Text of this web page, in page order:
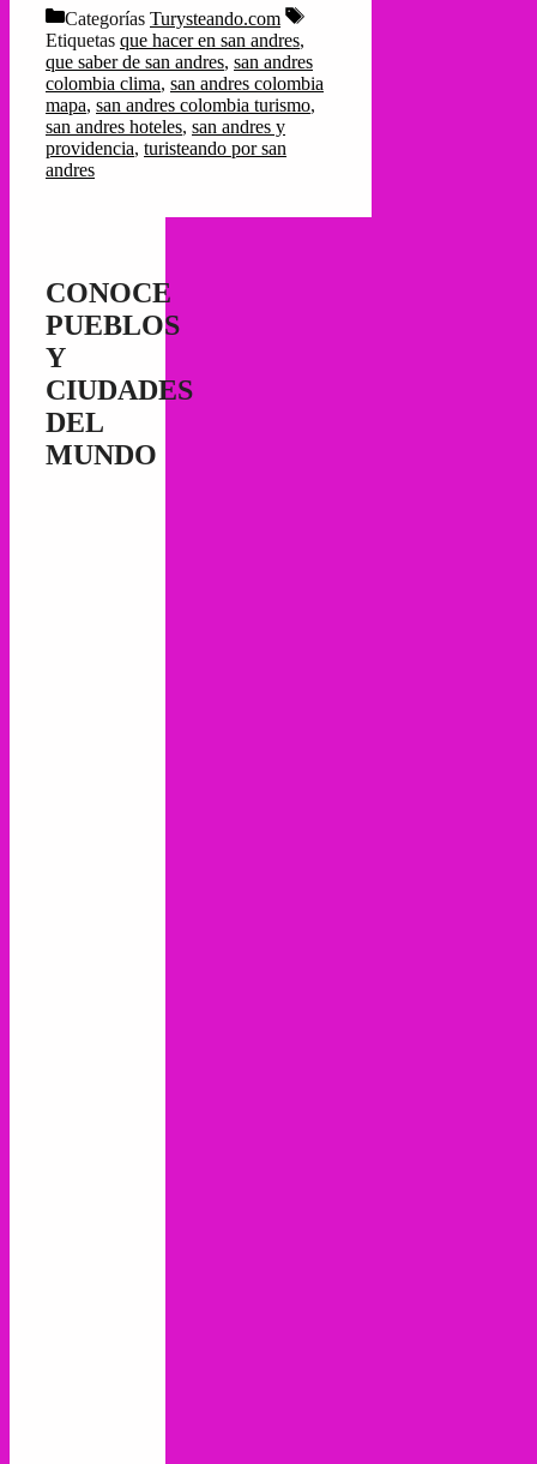
Categorías Turysteando.com
Etiquetas que hacer en san andres,
que saber de san andres, san andres
colombia clima, san andres colombia
mapa, san andres colombia turismo,
san andres hoteles, san andres y
providencia, turisteando por san
andres
CONOCE
PUEBLOS
Y
CIUDADES
DEL
MUNDO